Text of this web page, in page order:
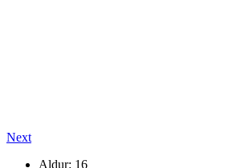
Next
Aldur: 16